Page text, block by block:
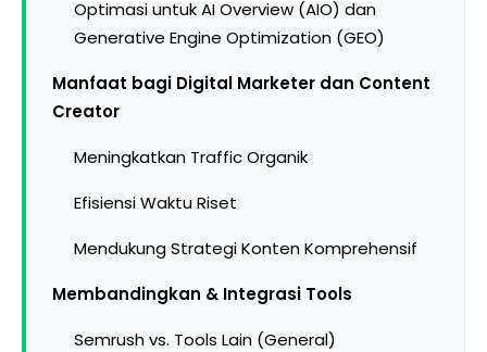
Optimasi untuk AI Overview (AIO) dan
Generative Engine Optimization (GEO)
Manfaat bagi Digital Marketer dan Content
Creator
Meningkatkan Traffic Organik
Efisiensi Waktu Riset
Mendukung Strategi Konten Komprehensif
Membandingkan & Integrasi Tools
Semrush vs. Tools Lain (General)